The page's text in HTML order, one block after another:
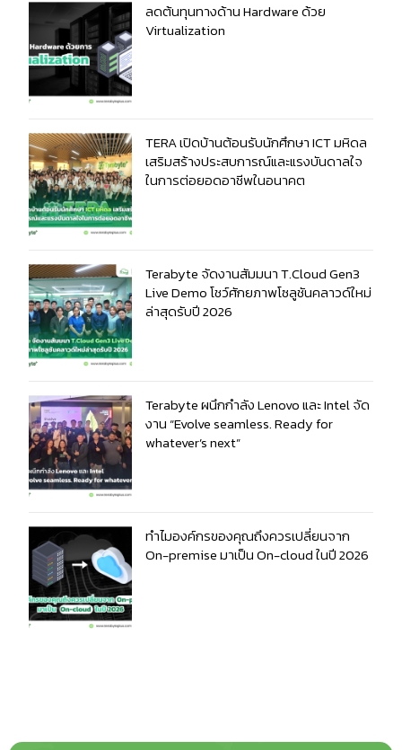
ลดต้นทุนทางด้าน Hardware ด้วย
Virtualization
TERA เปิดบ้านต้อนรับนักศึกษา ICT มหิดล
เสริมสร้างประสบการณ์และแรงบันดาลใจ
ในการต่อยอดอาชีพในอนาคต
Terabyte จัดงานสัมมนา T.Cloud Gen3
Live Demo โชว์ศักยภาพโซลูชันคลาวด์ใหม่
ล่าสุดรับปี 2026
Terabyte ผนึกกำลัง Lenovo และ Intel จัด
งาน “Evolve seamless. Ready for
whatever’s next”
ทำไมองค์กรของคุณถึงควรเปลี่ยนจาก
On-premise มาเป็น On-cloud ในปี 2026